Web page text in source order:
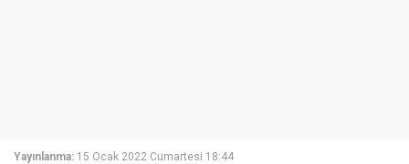
Yayınlanma: 15 Ocak 2022 Cumartesi 18:44